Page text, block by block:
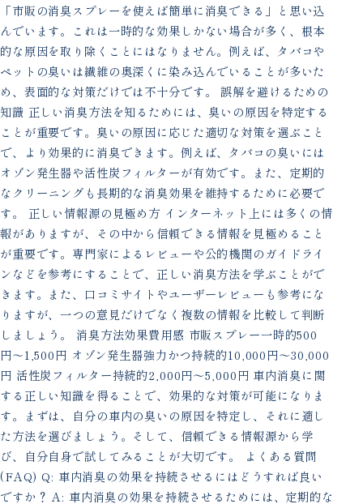
「市販の消臭スプレーを使えば簡単に消臭できる」と思い込
んでいます。これは一時的な効果しかない場合が多く、根本
的な原因を取り除くことにはなりません。例えば、タバコや
ペットの臭いは繊維の奥深くに染み込んでいることが多いた
め、表面的な対策だけでは不十分です。 誤解を避けるための
知識 正しい消臭方法を知るためには、臭いの原因を特定する
ことが重要です。臭いの原因に応じた適切な対策を選ぶこと
で、より効果的に消臭できます。例えば、タバコの臭いには
オゾン発生器や活性炭フィルターが有効です。また、定期的
なクリーニングも長期的な消臭効果を維持するために必要で
す。 正しい情報源の見極め方 インターネット上には多くの情
報がありますが、その中から信頼できる情報を見極めること
が重要です。専門家によるレビューや公的機関のガイドライ
ンなどを参考にすることで、正しい消臭方法を学ぶことがで
きます。また、口コミサイトやユーザーレビューも参考にな
りますが、一つの意見だけでなく複数の情報を比較して判断
しましょう。 消臭方法効果費用感 市販スプレー一時的500
円〜1,500円 オゾン発生器強力かつ持続的10,000円〜30,000
円 活性炭フィルター持続的2,000円〜5,000円 車内消臭に関
する正しい知識を得ることで、効果的な対策が可能になりま
す。まずは、自分の車内の臭いの原因を特定し、それに適し
た方法を選びましょう。そして、信頼できる情報源から学
び、自分自身で試してみることが大切です。 よくある質問
(FAQ) Q: 車内消臭の効果を持続させるにはどうすれば良い
ですか？ A: 車内消臭の効果を持続させるためには、定期的な